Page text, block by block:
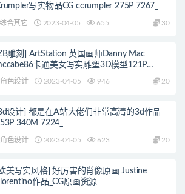
Crumpler写实物品CG ccrumpler 275P 7267_
合其它 2023-04-05 655 30
雕刻] ArtStation 英国画师Danny Mac
卡通美女写实雕塑3D模型121P
7258_
色设计 2023-04-05 946 20
设计] 都是在A站大佬们非常高清的3d作品
340M 7224_
色设计 2023-04-05 623 20
美写实风格] 好厉害的肖像原画 Justine
作品_CG原画资源